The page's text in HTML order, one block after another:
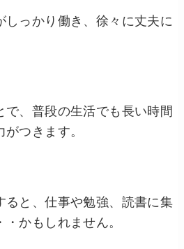
しっかり働き、徐々に丈夫に
で、普段の生活でも長い時間
つきます。
ると、仕事や勉強、読書に集
かもしれません。